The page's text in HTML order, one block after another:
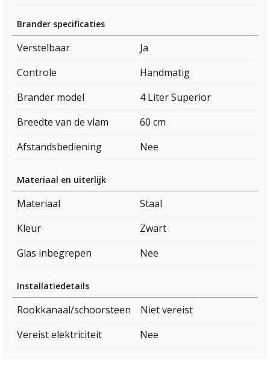
Brander specificaties
Verstelbaar
Ja
Controle
Handmatig
Brander model
4 Liter Superior
Breedte van de vlam
60 cm
Afstandsbediening
Nee
Materiaal en uiterlijk
Materiaal
Staal
Kleur
Zwart
Glas inbegrepen
Nee
Installatiedetails
Rookkanaal/schoorsteen
Niet vereist
Vereist elektriciteit
Nee